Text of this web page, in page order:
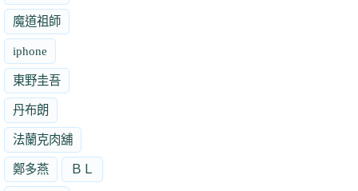
魔道祖師
iphone
東野圭吾
丹布朗
法蘭克肉舖
鄭多燕 ＢＬ